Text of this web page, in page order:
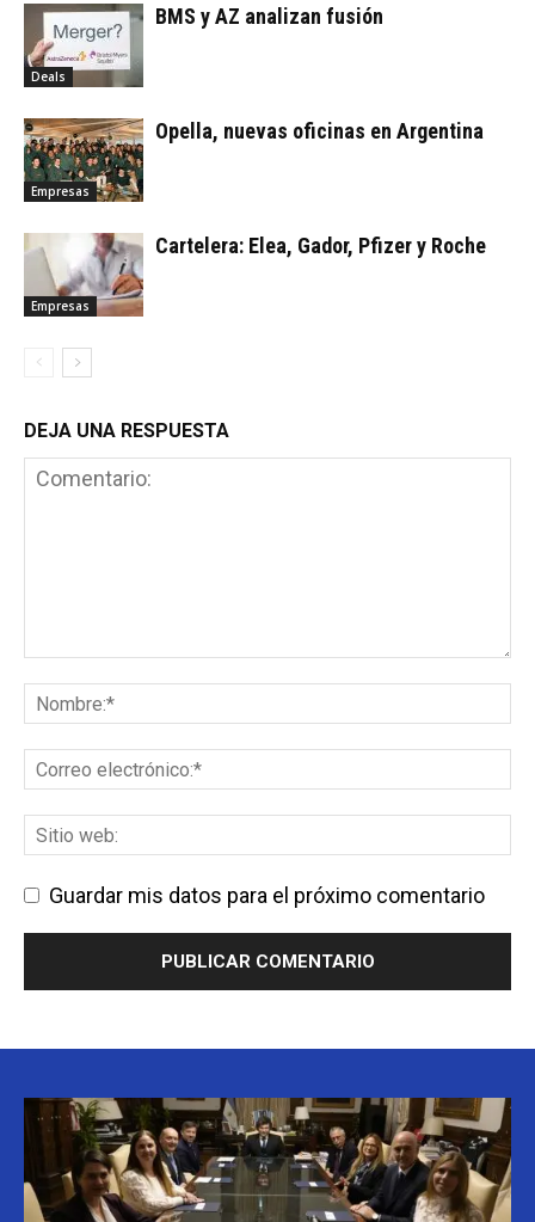
Deals
BMS y AZ analizan fusión
Empresas
Opella, nuevas oficinas en Argentina
Empresas
Cartelera: Elea, Gador, Pfizer y Roche
DEJA UNA RESPUESTA
Guardar mis datos para el próximo comentario